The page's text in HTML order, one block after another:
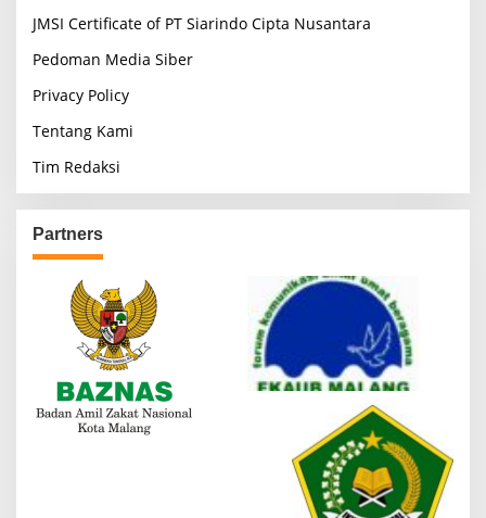
JMSI Certificate of PT Siarindo Cipta Nusantara
Pedoman Media Siber
Privacy Policy
Tentang Kami
Tim Redaksi
Partners